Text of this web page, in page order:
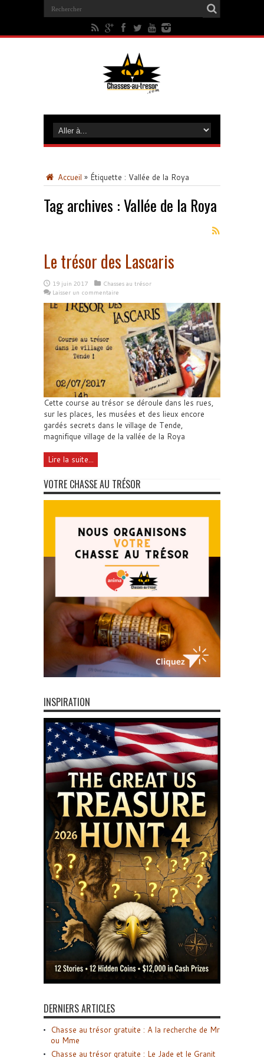
Accueil » Étiquette : Vallée de la Roya
Tag archives :Vallée de la Roya
Le trésor des Lascaris
19 juin 2017
Chasses au trésor
Laisser un commentaire
Cette course au trésor se déroule dans les rues,
sur les places, les musées et des lieux encore
gardés secrets dans le village de Tende,
magnifique village de la vallée de la Roya
Lire la suite...
VOTRE CHASSE AU TRÉSOR
INSPIRATION
DERNIERS ARTICLES
Chasse au trésor gratuite : A la recherche de Mr
ou Mme
Chasse au trésor gratuite : Le Jade et le Granit